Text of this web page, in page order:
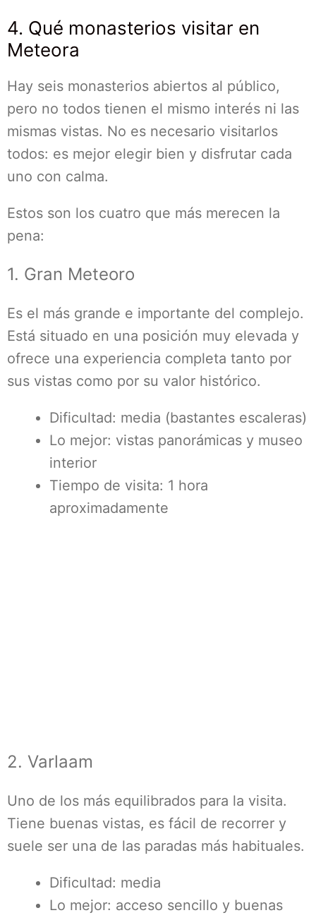
4. Qué monasterios visitar en
Meteora
Hay seis monasterios abiertos al público,
pero no todos tienen el mismo interés ni las
mismas vistas. No es necesario visitarlos
todos: es mejor elegir bien y disfrutar cada
uno con calma.
Estos son los cuatro que más merecen la
pena:
1. Gran Meteoro
Es el más grande e importante del complejo.
Está situado en una posición muy elevada y
ofrece una experiencia completa tanto por
sus vistas como por su valor histórico.
Dificultad: media (bastantes escaleras)
Lo mejor: vistas panorámicas y museo
interior
Tiempo de visita: 1 hora
aproximadamente
2. Varlaam
Uno de los más equilibrados para la visita.
Tiene buenas vistas, es fácil de recorrer y
suele ser una de las paradas más habituales.
Dificultad: media
Lo mejor: acceso sencillo y buenas